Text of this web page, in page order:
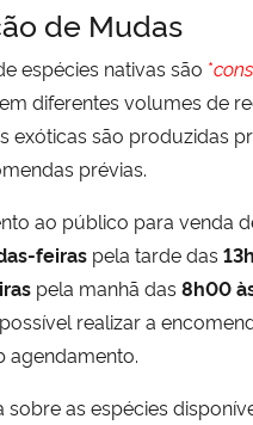
e Energia
Ambiente
Regional
da União
de Mudas
espécies nativas são *
em diferentes volumes de
exóticas são produzidas
prévias.
ao público para venda
feiras pela tarde das
pela manhã das 8h00
realizar a
agendamento.
sobre as espécies